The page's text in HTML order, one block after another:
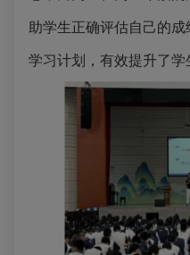
助学生正确评估自己的
学习计划，有效提升了学